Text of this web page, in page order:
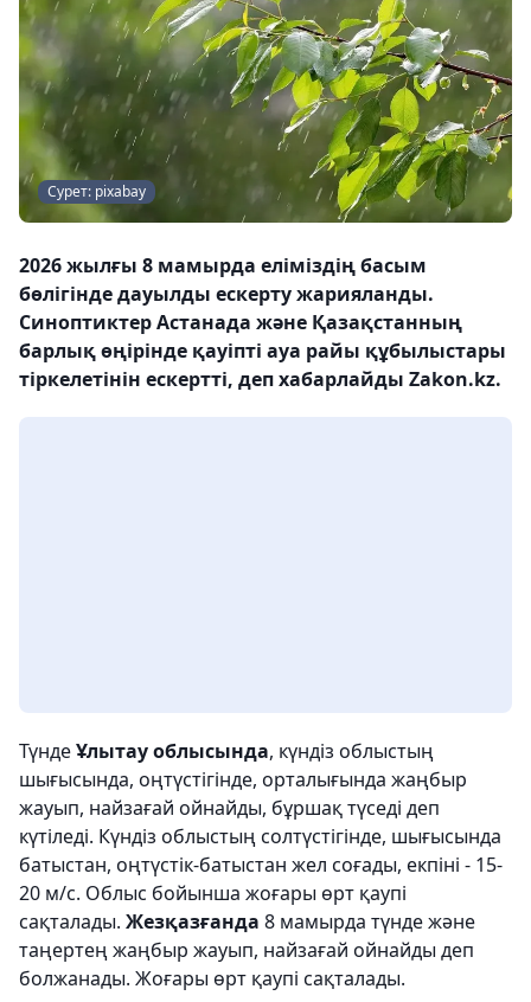
Сурет: pixabay
2026 жылғы 8 мамырда еліміздің басым
бөлігінде дауылды ескерту жарияланды.
Синоптиктер Астанада және Қазақстанның
барлық өңірінде қауіпті ауа райы құбылыстары
тіркелетінін ескертті, деп хабарлайды Zakon.kz.
ТүндеҰлытау облысында, күндіз облыстың
шығысында, оңтүстігінде, орталығында жаңбыр
жауып, найзағай ойнайды, бұршақ түседі деп
күтіледі. Күндіз облыстың солтүстігінде, шығысында
батыстан, оңтүстік-батыстан жел соғады, екпіні - 15-
20 м/с. Облыс бойынша жоғары өрт қаупі
сақталады. Жезқазғанда 8 мамырда түнде және
таңертең жаңбыр жауып, найзағай ойнайды деп
болжанады. Жоғары өрт қаупі сақталады.